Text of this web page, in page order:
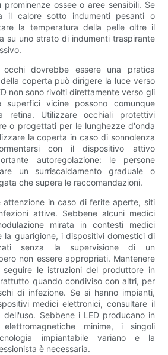
ossee o aree sensibili. Se
il calore sotto indumenti pesanti o
la temperatura della pelle oltre il
su uno strato di indumenti traspirante
dovrebbe essere una pratica
coperta può dirigere la luce verso
non sono rivolti direttamente verso gli
vicine possono comunque
retina. Utilizzare occhiali protettivi
o progettati per le lunghezze d'onda
la coperta in caso di sonnolenza
con il dispositivo attivo
autoregolazione: le persone
un surriscaldamento graduale o
che supera le raccomandazioni.
attenzione in caso di ferite aperte, siti
attive. Sebbene alcuni medici
mirata in contesti medici
la guarigione, i dispositivi domestici di
senza la supervisione di un
non essere appropriati. Mantenere
le istruzioni del produttore in
quando condiviso con altri, per
di infezione. Se si hanno impianti,
medici elettronici, consultare il
Sebbene i LED producano in
minime, i singoli
impiantabile variano e la
è necessaria.